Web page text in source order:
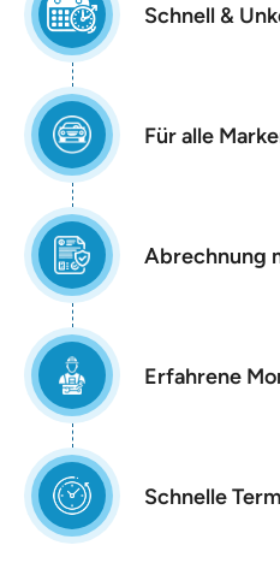
Schnell &
Für alle
Abrechnung
Erfahrene
Schnelle